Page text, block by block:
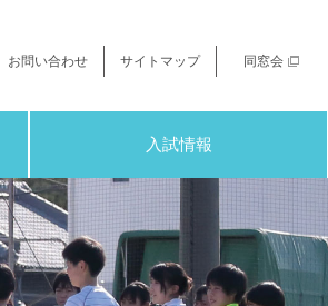
お問い合わせ サイトマップ 同窓会
入試情報